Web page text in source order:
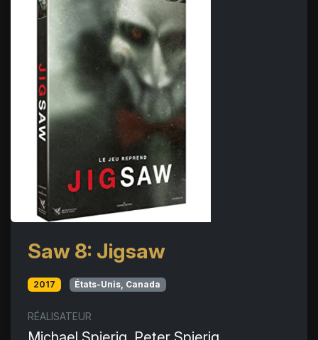
Saw 8: Jigsaw
2017 États-Unis, Canada
RÉALISATEUR